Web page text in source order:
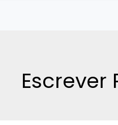
Escrever